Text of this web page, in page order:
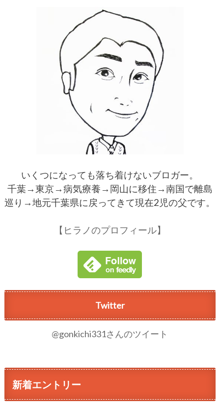
いくつになっても落ち着けないブロガー。
千葉→東京→病気療養→岡山に移住→南国で離島
巡り→地元千葉県に戻ってきて現在2児の父です。
【ヒラノのプロフィール】
Twitter
@gonkichi331さんのツイート
新着エントリー